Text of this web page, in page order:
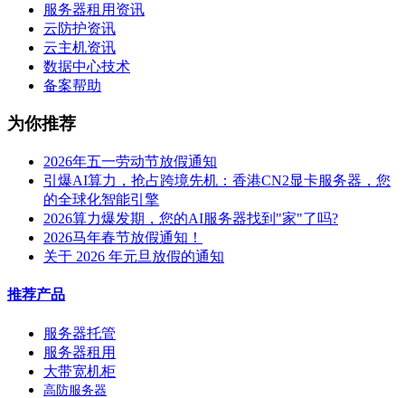
服务器租用资讯
云防护资讯
云主机资讯
数据中心技术
备案帮助
为你推荐
2026年五一劳动节放假通知
引爆AI算力，抢占跨境先机：香港CN2显卡服务器，您
的全球化智能引擎
2026算力爆发期，您的AI服务器找到"家"了吗?
2026马年春节放假通知！
关于 2026 年元旦放假的通知
推荐产品
服务器托管
服务器租用
大带宽机柜
高防服务器